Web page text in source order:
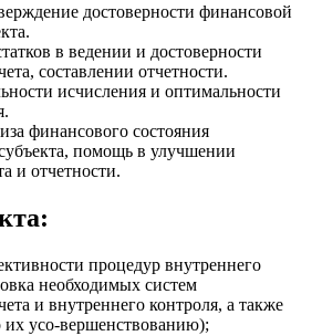
достоверности финансовой
в ведении и достоверности
составлении отчетности.
исчисления и оптимальности
финансового состояния
помощь в улучшении
и отчетности.
процедур внутреннего
необходимых систем
и внутреннего контроля, а также
усо-вершенствованию);